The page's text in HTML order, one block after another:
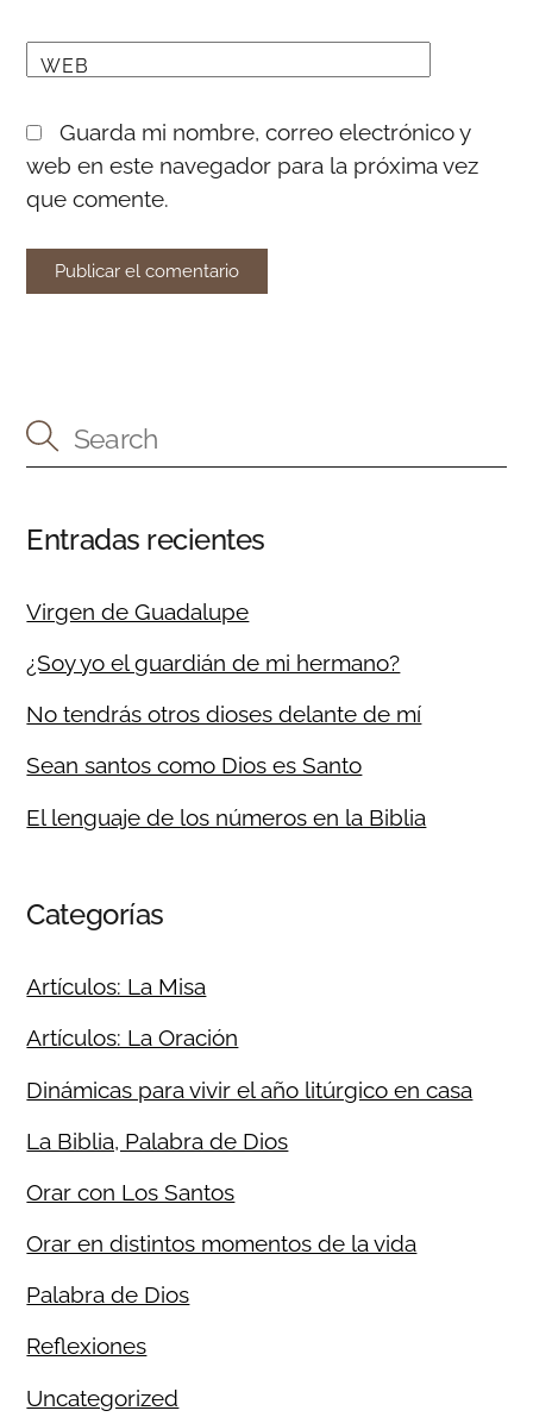
WEB
Guarda mi nombre, correo electrónico y
web en este navegador para la próxima vez
que comente.
Entradas recientes
Virgen de Guadalupe
¿Soy yo el guardián de mi hermano?
No tendrás otros dioses delante de mí
Sean santos como Dios es Santo
El lenguaje de los números en la Biblia
Categorías
Artículos: La Misa
Artículos: La Oración
Dinámicas para vivir el año litúrgico en casa
La Biblia, Palabra de Dios
Orar con Los Santos
Orar en distintos momentos de la vida
Palabra de Dios
Reflexiones
Uncategorized